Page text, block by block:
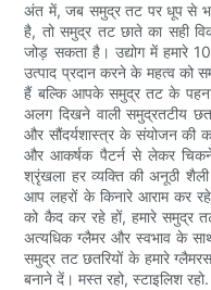
अंत में, जब समुद्र तट पर धूप से
है, तो समुद्र तट छाते का सही
जोड़ सकता है। उद्योग में हमारे
उत्पाद प्रदान करने के महत्व को
हैं बल्कि आपके समुद्र तट के
अलग दिखने वाली समुद्रतटीय
और सौंदर्यशास्त्र के संयोजन की
और आकर्षक पैटर्न से लेकर चिकने
श्रृंखला हर व्यक्ति की अनूठी
आप लहरों के किनारे आराम कर रहे
को कैद कर रहे हों, हमारे समुद्र
अत्यधिक ग्लैमर और स्वभाव के
समुद्र तट छतरियों के हमारे
बनाने दें। मस्त रहो, स्टाइलिश रहो.